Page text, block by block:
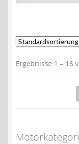
Ergebnisse 1 – 16